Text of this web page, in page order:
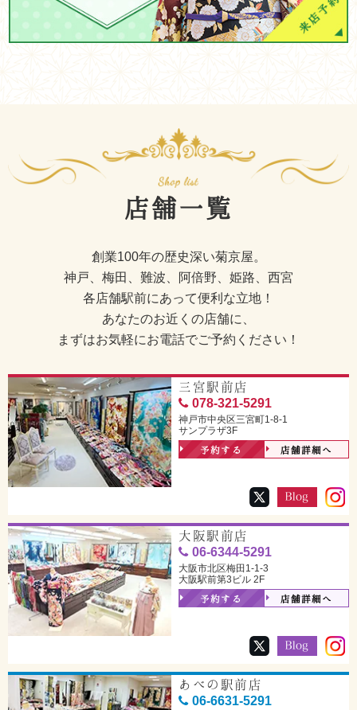
店舗一覧
創業100年の歴史深い菊京屋。
神戸、梅田、難波、阿倍野、姫路、西宮
各店舗駅前にあって便利な立地！
あなたのお近くの店舗に、
まずはお気軽にお電話でご予約ください！
三宮駅前店
078-321-5291
神戸市中央区三宮町1-8-1
サンプラザ3F
予約する 店舗詳細へ
大阪駅前店
06-6344-5291
大阪市北区梅田1-1-3
大阪駅前第3ビル 2F
予約する 店舗詳細へ
あべの駅前店
06-6631-5291